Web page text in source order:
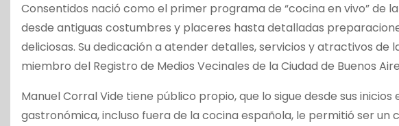
Consentidos nació como el primer programa de “cocina en vivo” de
desde antiguas costumbres y placeres hasta detalladas
deliciosas. Su dedicación a atender detalles, servicios y atractivos
miembro del Registro de Medios Vecinales de la Ciudad de Buenos
Manuel Corral Vide tiene público propio, que lo sigue desde sus
gastronómica, incluso fuera de la cocina española, le permitió ser